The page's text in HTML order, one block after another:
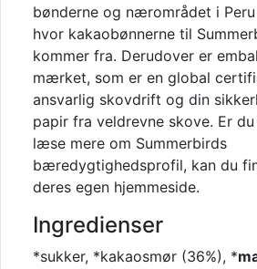
bønderne og nærområdet i
hvor kakaobønnerne til
kommer fra. Derudover er
mærket, som er en global
ansvarlig skovdrift og din
papir fra veldrevne skove. Er
læse mere om Summerbirds
bæredygtighedsprofil, kan du
deres egen hjemmeside.
Ingredienser
*sukker, *kakaosmør (36%), *